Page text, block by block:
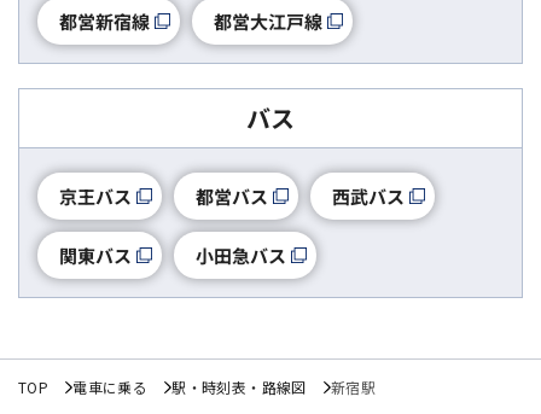
都営新宿線 都営大江戸線
バス
京王バス 都営バス 西武バス
関東バス 小田急バス
TOP 電車に乗る 駅・時刻表・路線図 新宿駅